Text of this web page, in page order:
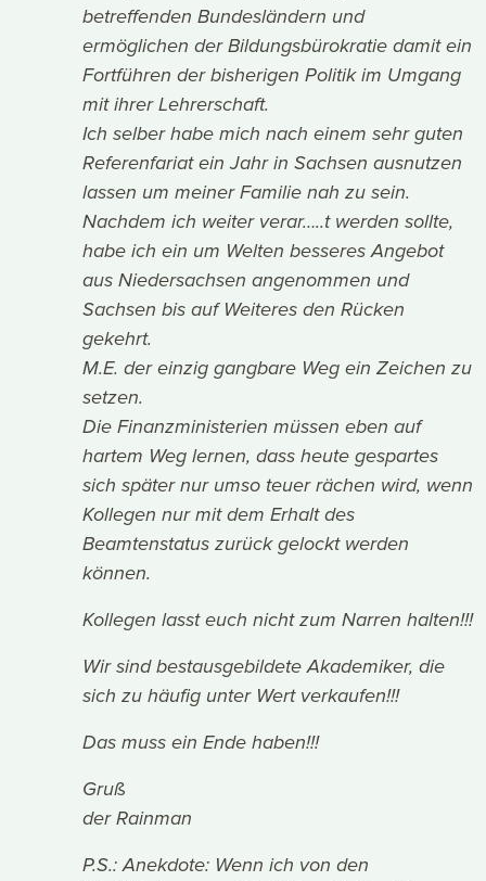
betreffenden Bundesländern und
ermöglichen der Bildungsbürokratie damit ein
Fortführen der bisherigen Politik im Umgang
mit ihrer Lehrerschaft.
Ich selber habe mich nach einem sehr guten
Referenfariat ein Jahr in Sachsen ausnutzen
lassen um meiner Familie nah zu sein.
Nachdem ich weiter verar…..t werden sollte,
habe ich ein um Welten besseres Angebot
aus Niedersachsen angenommen und
Sachsen bis auf Weiteres den Rücken
gekehrt.
M.E. der einzig gangbare Weg ein Zeichen zu
setzen.
Die Finanzministerien müssen eben auf
hartem Weg lernen, dass heute gespartes
sich später nur umso teuer rächen wird, wenn
Kollegen nur mit dem Erhalt des
Beamtenstatus zurück gelockt werden
können.
Kollegen lasst euch nicht zum Narren halten!!!
Wir sind bestausgebildete Akademiker, die
sich zu häufig unter Wert verkaufen!!!
Das muss ein Ende haben!!!
Gruß
der Rainman
P.S.: Anekdote: Wenn ich von den